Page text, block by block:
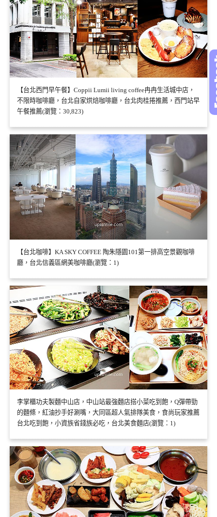
【台北西門早午餐】Coppii Lumii living coffee冉冉生活城中店，
不限時咖啡廳，台北自家烘焙咖啡廳，台北肉桂捲推薦，西門站早
午餐推薦(瀏覽：30,823)
【台北咖啡】KA SKY COFFEE 陶朱隱園101第一排高空景觀咖啡
廳，台北信義區網美咖啡廳(瀏覽：1)
李掌櫃功夫製麵中山店，中山站最強麵店搭小菜吃到飽，Q彈帶勁
的麵條，紅油抄手好涮嘴，大同區超人氣排隊美食，食尚玩家推薦
台北吃到飽，小資族省錢族必吃，台北美食麵店(瀏覽：1)